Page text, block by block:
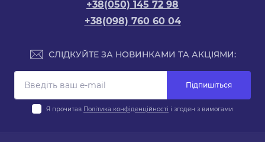
+38(050) 145 72 98
+38(098) 760 60 04
СЛІДКУЙТЕ ЗА НОВИНКАМИ ТА АКЦІЯМИ:
Підпишіться
Я прочитав Політика конфіденційності і згоден з вимогами